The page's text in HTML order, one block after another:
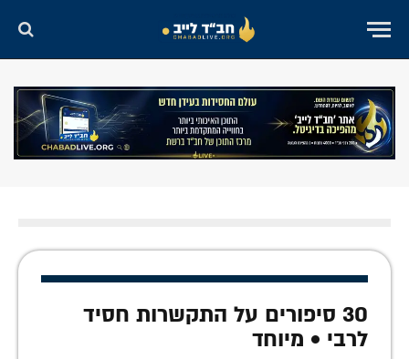
30 סיפורים על התקשרות חסיד
לרבי • מיוחד